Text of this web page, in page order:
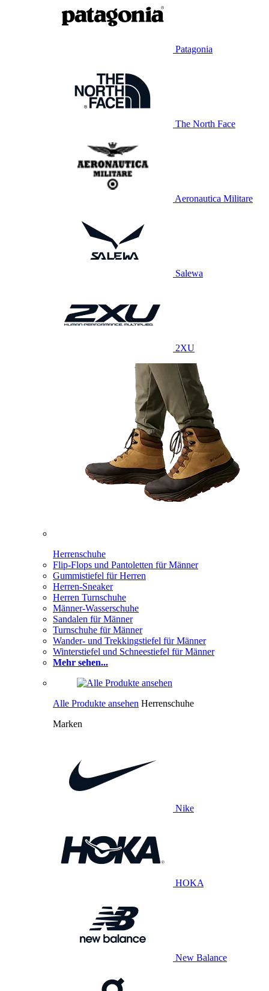
Patagonia
The North Face
Aeronautica Militare
Salewa
2XU
Herrenschuhe
Flip-Flops und Pantoletten für Männer
Gummistiefel für Herren
Herren-Sneaker
Herren Turnschuhe
Männer-Wasserschuhe
Sandalen für Männer
Turnschuhe für Männer
Wander- und Trekkingstiefel für Männer
Winterstiefel und Schneestiefel für Männer
Mehr sehen...
Alle Produkte ansehen Herrenschuhe
Marken
Nike
HOKA
New Balance